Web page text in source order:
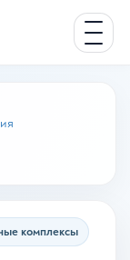
комплексы